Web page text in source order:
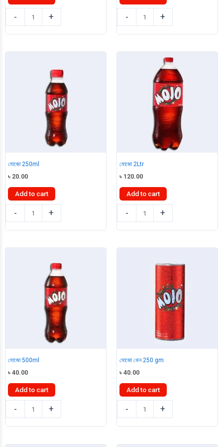
-
অরেঞ্জ
ড্রিংক
+ -
1Ltr
quantity
+
মোজো 250ml
৳ 20.00
Add to cart
-
250ml
quantity
+
মোজো 2Ltr
৳ 120.00
Add to cart
-
2Ltr
quantity
+
মোজো 500ml
৳ 40.00
Add to cart
-
500ml
quantity
+
মোজো কেন 250 gm
৳ 40.00
Add to cart
-
কেন
250
+